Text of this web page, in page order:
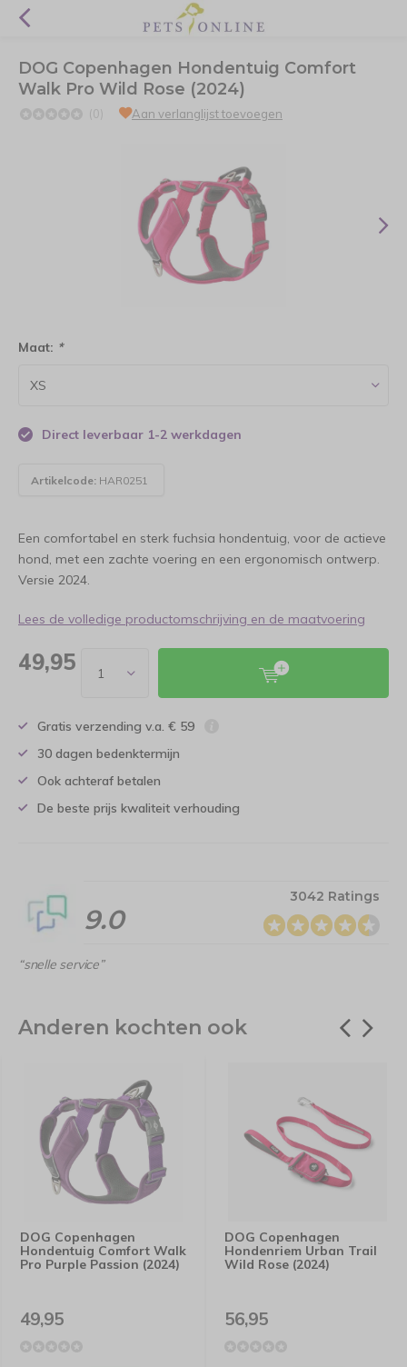
DOG Copenhagen Hondentuig Comfort
Walk Pro Wild Rose (2024)
(0) Aan verlanglijst toevoegen
Maat: *
Direct leverbaar 1-2 werkdagen
Artikelcode: HAR0251
Een comfortabel en sterk fuchsia hondentuig, voor de actieve
hond, met een zachte voering en een ergonomisch ontwerp.
Versie 2024.
Lees de volledige productomschrijving en de maatvoering
49,95
Gratis verzending v.a. € 59
30 dagen bedenktermijn
Ook achteraf betalen
De beste prijs kwaliteit verhouding
9.0
3042 Ratings
“snelle service”
Anderen kochten ook
DOG Copenhagen
Hondentuig Comfort Walk
Pro Purple Passion (2024)
49,95
DOG Copenhagen
Hondenriem Urban Trail
Wild Rose (2024)
56,95